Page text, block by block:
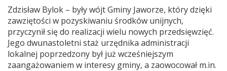
Zdzisław Bylok – były wójt Gminy Jaworze, który dzięki
zawziętości w pozyskiwaniu środków unijnych,
przyczynił się do realizacji wielu nowych przedsięwzięć.
Jego dwunastoletni staż urzędnika administracji
lokalnej poprzedzony był już wcześniejszym
zaangażowaniem w interesy gminy, a zaowocował m.in.